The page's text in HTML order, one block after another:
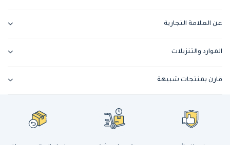
عن العلامة التجارية
الموارد والتنزيلات
قارن بمنتجات شبيهة